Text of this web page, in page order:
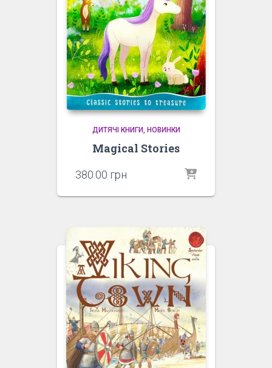
ДИТЯЧІ КНИГИ НОВИНКИ
Magical Stories
380.00 грн